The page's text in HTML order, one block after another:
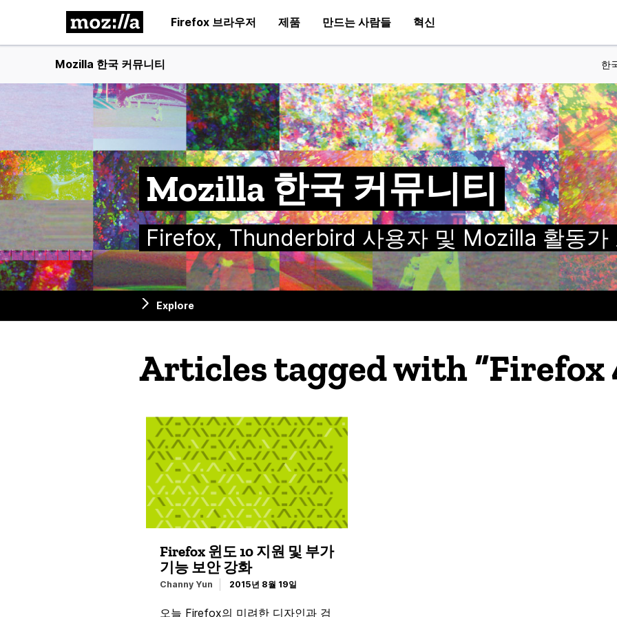
Firefox 브라우저 제품 만드는 사람들 혁신
Mozilla 한국 커뮤니티 한
Mozilla 한국 커뮤니티
Firefox, Thunderbird 사용자 및 Mozilla 활동가
Explore
Articles tagged with “Firefox
Firefox 윈도 10 지원 및 부가
기능 보안 강화
Channy Yun 2015년 8월 19일
오늘 Firefox의 미려한 디자인과 검